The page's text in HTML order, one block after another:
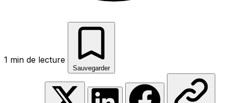
1 min de lecture
Sauvegarder